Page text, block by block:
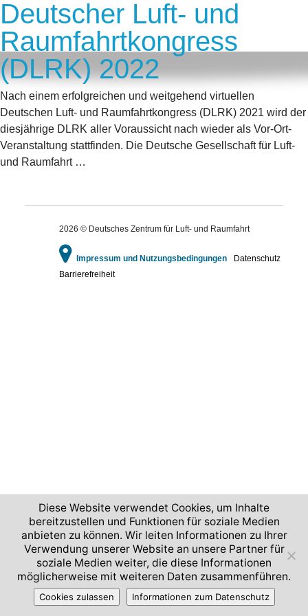
Deutscher Luft- und
Raumfahrtkongress
(DLRK) 2022
Nach einem erfolgreichen und weitgehend virtuellen
Deutschen Luft- und Raumfahrtkongress (DLRK) 2021 wird der
diesjährige DLRK aller Voraussicht nach wieder als Vor-Ort-
Veranstaltung stattfinden. Die Deutsche Gesellschaft für Luft-
und Raumfahrt …
2026 © Deutsches Zentrum für Luft- und Raumfahrt
Impressum und Nutzungsbedingungen
Datenschutz
Barrierefreiheit
Diese Website verwendet Cookies, um Inhalte
bereitzustellen und Funktionen für soziale Medien
anbieten zu können. Wir leiten Informationen zu Ihrer
Verwendung unserer Website an unsere Partner für
soziale Medien weiter, die diese Informationen
möglicherweise mit weiteren Daten zusammenführen.
Cookies zulassen Informationen zum Datenschutz